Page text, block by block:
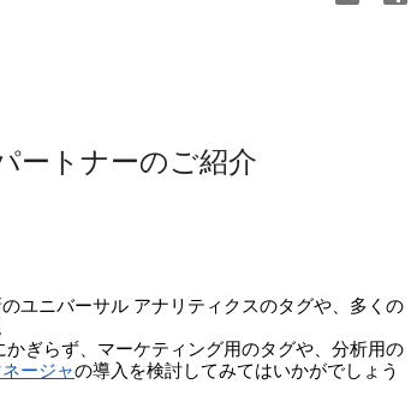
ートナーのご紹介
ユニバーサル アナリティクスのタグや、多くの
ぎらず、マーケティング用のタグや、分析用の
ージャの導入を検討してみてはいかがでしょう